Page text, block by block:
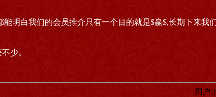
明白我们的会员推介只有一个目的就是$赢$,长期下来我
少。
用户: